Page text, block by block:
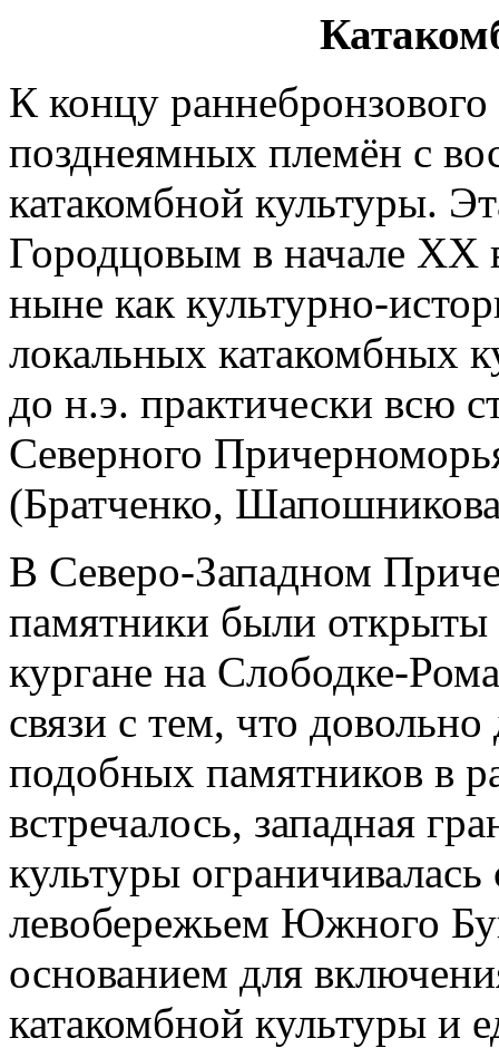
К концу
позднеямных племён с
катакомбной культуры.
Городцовым в начале ХХ
ныне как культурно-
локальных катакомбных
до н.э. практически всю
Северного
(Братченко,
В Северо-Западном
памятники были открыты
кургане на Слободке-
связи с тем, что
подобных памятников в
встречалось, западная
культуры
левобережьем Южного
основанием для
катакомбной культуры и